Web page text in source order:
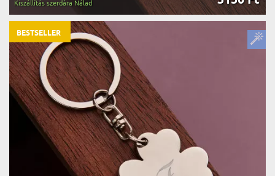
Kiszállítás szerdára Nálad
BESTSELLER